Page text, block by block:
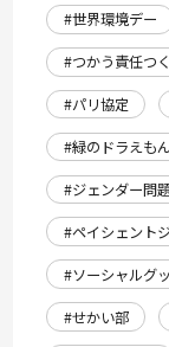
#世界環境デー
#つかう責任つ
#パリ協定
#緑のドラえも
#ジェンダー問
#ペイシェント
#ソーシャルグ
#せかい部